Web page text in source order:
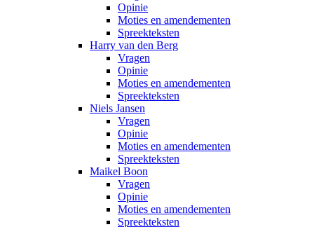
Opinie
Moties en amendementen
Spreekteksten
Harry van den Berg
Vragen
Opinie
Moties en amendementen
Spreekteksten
Niels Jansen
Vragen
Opinie
Moties en amendementen
Spreekteksten
Maikel Boon
Vragen
Opinie
Moties en amendementen
Spreekteksten